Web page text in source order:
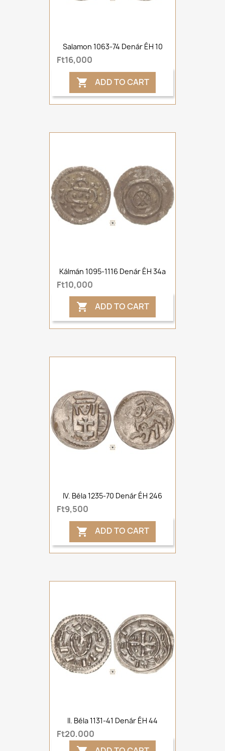
Salamon 1063-74 Denár ÉH 10
Ft16,000
 ADD TO CART
Kálmán 1095-1116 Denár ÉH 34a
Ft10,000
 ADD TO CART
IV. Béla 1235-70 Denár ÉH 246
Ft9,500
 ADD TO CART
II. Béla 1131-41 Denár ÉH 44
Ft20,000